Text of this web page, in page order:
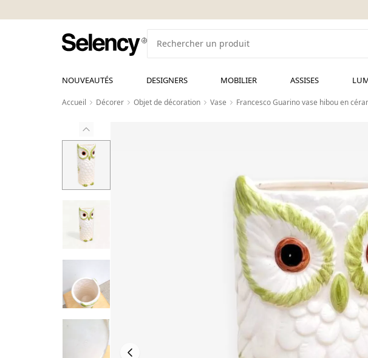
NOUVEAUTÉS DESIGNERS MOBILIER ASSISES
Accueil Décorer Objet de décoration Vase Francesco Guarino vase hibou en